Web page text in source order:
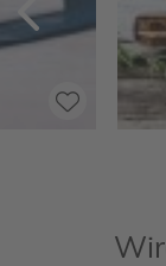
Zurück